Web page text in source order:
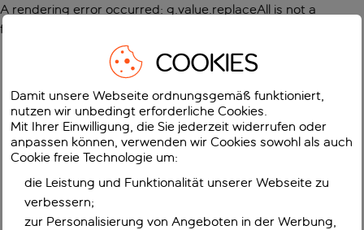
A rendering error occurred: g.value.replaceAll is not a
function
COOKIES
Damit unsere Webseite ordnungsgemäß funktioniert,
nutzen wir unbedingt erforderliche Cookies.
Mit Ihrer Einwilligung, die Sie jederzeit widerrufen oder
anpassen können, verwenden wir Cookies sowohl als auch
Cookie freie Technologie um:
die Leistung und Funktionalität unserer Webseite zu
verbessern;
zur Personalisierung von Angeboten in der Werbung,